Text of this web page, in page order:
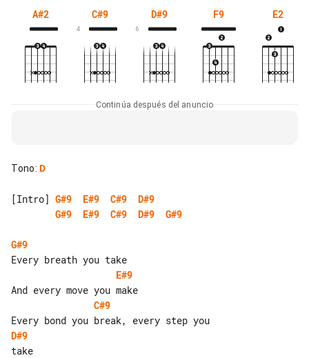
A#2 C#9
4
D#9
6
F9 E2
Continúa después del anuncio
Tono: D
[Intro] G#9 E#9 C#9
D#9
G#9
E#9 C#9 D#9 G#9
G#9
E#9
C#9
D#9